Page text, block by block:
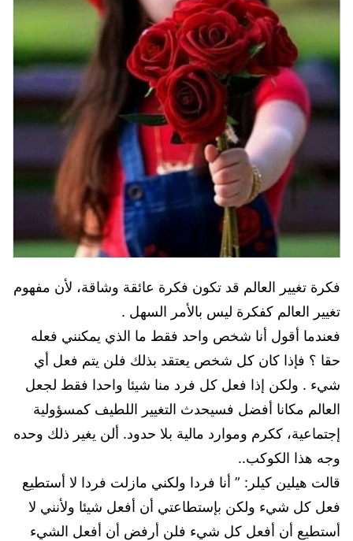
فكرة تغيير العالم قد تكون فكرة عائقة وشاقة، لأن مفهوم
تغيير العالم كفكرة ليس بالأمر السهل .
فعندما أقول أنا شخص واحد فقط ما الذي يمكنني فعله
حقا ؟ فإذا كان كل شخص يعتقد بذلك فلن يتم فعل أي
شيء . ولكن إذا فعل كل فرد منا شيئا واحدا فقط لجعل
العالم مكانا أفضل فسيحدث التغيير اللطيف كمسؤولية
إجتماعية، ككرم وموارد مالية بلا حدود. ألن يغير ذلك وحده
وجه هذا الكوكب..
قالت هيلين كيلر: ” أنا فردا ولكني مازلت فردا لا أستطيع
فعل كل شيء ولكن بإستطاعتي أن أفعل شيئا ولأنني لا
أستطيع أن أفعل كل شيء فلن أرفض أن أفعل الشيء